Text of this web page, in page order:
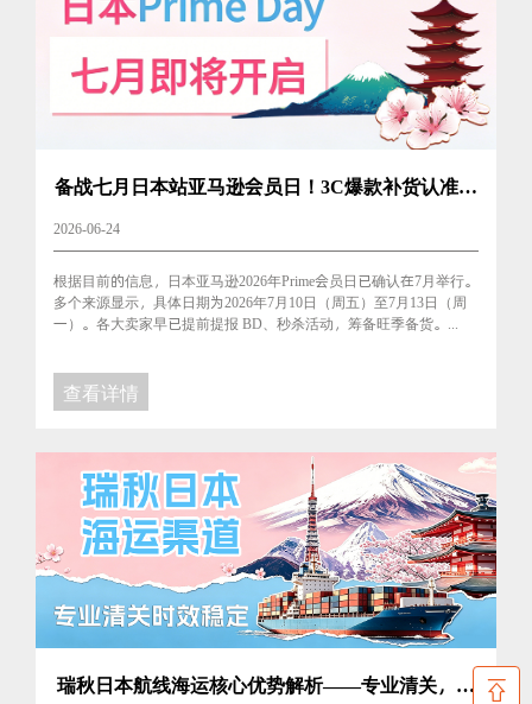
备战七月日本站亚马逊会员日！3C爆款补货认准瑞
2026-06-24
根据目前的信息，日本亚马逊2026年Prime会员日已确认在7月举行。
多个来源显示，具体日期为2026年7月10日（周五）至7月13日（周
一）。各大卖家早已提前提报 BD、秒杀活动，筹备旺季备货。...
查看详情
瑞秋日本航线海运核心优势解析——专业清关，时